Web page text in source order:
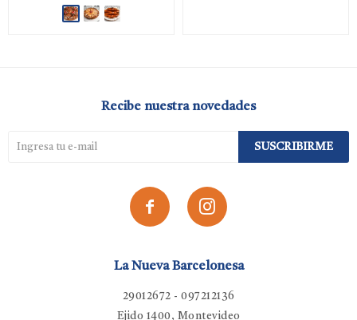
La Nueva Barcelonesa
29012672 - 097212136
Ejido 1400, Montevideo
Recibe nuestra novedades
SUSCRIBIRME
 